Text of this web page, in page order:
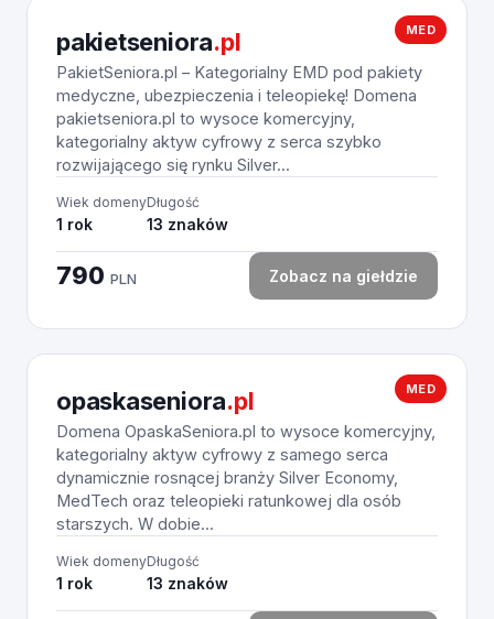
MED
pakietseniora.pl
PakietSeniora.pl – Kategorialny EMD pod pakiety
medyczne, ubezpieczenia i teleopiekę! Domena
pakietseniora.pl to wysoce komercyjny,
kategorialny aktyw cyfrowy z serca szybko
rozwijającego się rynku Silver...
Wiek domeny
1 rok
Długość
13 znaków
790 PLN Zobacz na giełdzie
MED
opaskaseniora.pl
Domena OpaskaSeniora.pl to wysoce komercyjny,
kategorialny aktyw cyfrowy z samego serca
dynamicznie rosnącej branży Silver Economy,
MedTech oraz teleopieki ratunkowej dla osób
starszych. W dobie...
Wiek domeny
1 rok
Długość
13 znaków